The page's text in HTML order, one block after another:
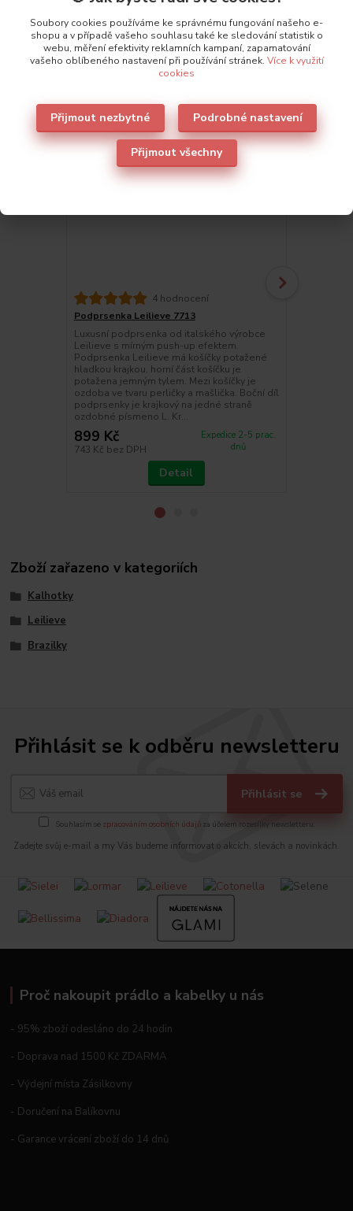
Také doporučujeme 3
4 hodnocení
Podprsenka Leilieve 7713
Luxusní podprsenka od italského výrobce
Leilieve s mírným push-up efektem.
Podprsenka Leilieve má košíčky potažené
hladkou krajkou, horní část košíčku je
potažena jemným tylem. Mezi košíčky je
ozdoba ve tvaru perličky a mašlička. Boční díl
podprsenky je krajkový na jedné straně
ozdobné písmeno L. Kr...
899 Kč
743 Kč bez DPH
Expedice 2-5 prac.
dnů
Detail
Zboží zařazeno v kategoriích
Kalhotky
Leilieve
Brazilky
Přihlásit se k odběru newsletteru
Přihlásit se
Souhlasím se zpracováním osobních údajů za účelem rozesílky newsletteru.
Zadejte svůj e-mail a my Vás budeme informovat o akcích, slevách a novinkách.
Proč nakoupit prádlo a kabelky u nás
- 95% zboží odesláno do 24 hodin
- Doprava nad 1500 Kč ZDARMA
- Výdejní místa Zásilkovny
- Doručení na Balíkovnu
- Garance vrácení zboží do 14 dnů
Soubory cookies používáme ke správnému fungování našeho e-
shopu a v případě vašeho souhlasu také ke sledování statistik o
webu, měření efektivity reklamních kampaní, zapamatování
vašeho oblíbeného nastavení při používání stránek. Více k využití
cookies
Přijmout nezbytné Podrobné nastavení
Přijmout všechny